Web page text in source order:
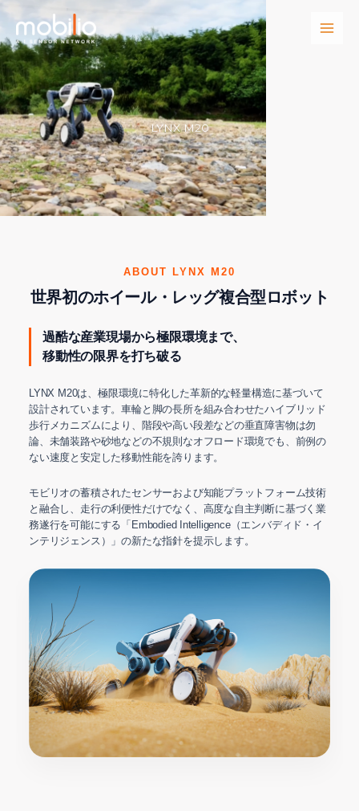
を
ス
キ
ッ
プ
LYNX M20
ABOUT LYNX M20
世界初のホイール・レッグ複合型ロボット
過酷な産業現場から極限環境まで、
移動性の限界を打ち破る
LYNX M20は、極限環境に特化した革新的な軽量構造に基づいて
設計されています。車輪と脚の長所を組み合わせたハイブリッド
歩行メカニズムにより、階段や高い段差などの垂直障害物は勿
論、未舗装路や砂地などの不規則なオフロード環境でも、前例の
ない速度と安定した移動性能を誇ります。
モビリオの蓄積されたセンサーおよび知能プラットフォーム技術
と融合し、走行の利便性だけでなく、高度な自主判断に基づく業
務遂行を可能にする「Embodied Intelligence（エンバディド・イ
ンテリジェンス）」の新たな指針を提示します。